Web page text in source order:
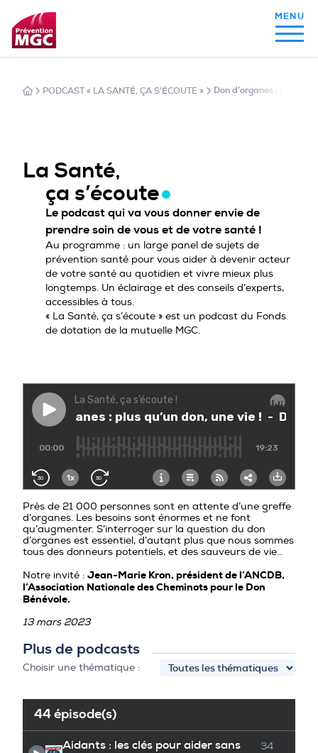
MON ALIMENTATION
MON ACTIVITÉ PHYSIQUE
MA SANTÉ AU QUOTIDIEN
PROFESSIONNELS DE LA PRÉVENTION
PODCAST « LA SANTÉ, ÇA S’ÉCOUTE » Don d’organes : plus
La Santé,
ça s’écoute
Le podcast qui va vous donner envie de
prendre soin de vous et de votre santé !
Au programme : un large panel de sujets de
prévention santé pour vous aider à devenir acteur
de votre santé au quotidien et vivre mieux plus
longtemps. Un éclairage et des conseils d’experts,
accessibles à tous.
« La Santé, ça s’écoute » est un podcast du Fonds
de dotation de la mutuelle MGC.
Près de 21 000 personnes sont en attente d’une greffe
d’organes. Les besoins sont énormes et ne font
qu’augmenter. S’interroger sur la question du don
d’organes est essentiel, d’autant plus que nous sommes
tous des donneurs potentiels, et des sauveurs de vie…
Notre invité : Jean-Marie Kron, président de l’ANCDB,
l’Association Nationale des Cheminots pour le Don
Bénévole.
13 mars 2023
Plus de podcasts
Choisir une thématique :
44 épisode(s)
Aidants : les clés pour aider sans
34